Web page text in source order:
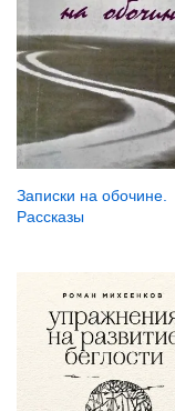
Записки на обочине.
Рассказы